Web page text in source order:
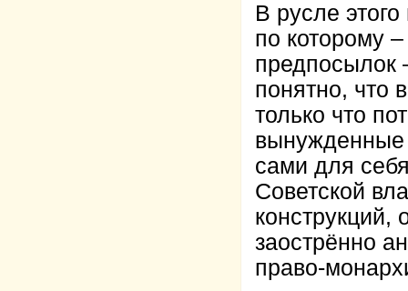
В русле
по которому
предпосылок
понятно, что
только что
вынужденные
сами для
Советской
конструкций,
заострённо
право-